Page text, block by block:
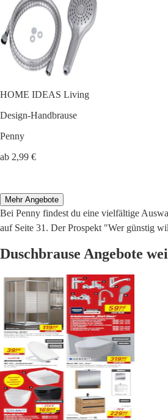
HOME IDEAS Living
Design-Handbrause
Penny
ab 2,99 €
Mehr Angebote
Bei Penny findest du eine vielfältige
auf Seite 31. Der Prospekt "Wer günstig
Duschbrause Angebote